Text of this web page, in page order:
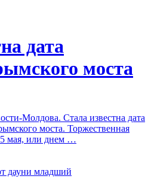
дата
моста
Молдова. Стала известна дата
моста. Торжественная
мая, или днем …